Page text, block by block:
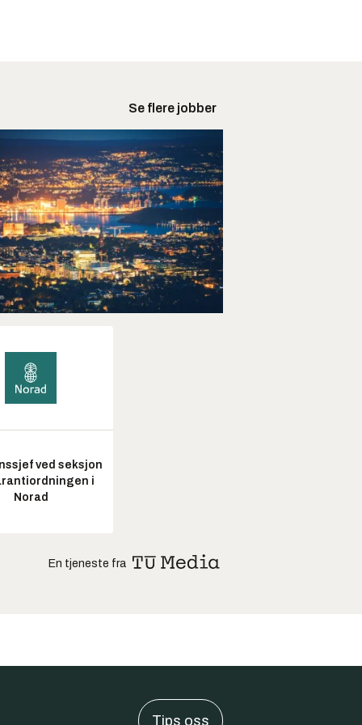
Se flere jobber
ved seksjon
i
Norad
En tjeneste fra
Tips oss